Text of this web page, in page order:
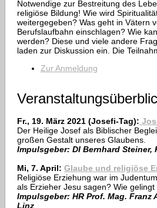
Notwendige zur Bestreitung des
religiöse Bildung! Wie wird
weitergegeben? Was geht in Vätern
Berufslaufbahn einschlagen? Wie
werden? Diese und viele andere
laden zur Diskussion ein. Die
Zur Anmeldung
Fr., 19. März 2021 (Josefi-Tag):
Der Heilige Josef als Biblischer
großen Gestalt unseres Glaubens.
Impulsgeber: DI Bernhard Steiner,
Mi, 7. April: Glaube und religiöse
Religiöse Erziehung war im
als Erzieher Jesu sagen? Wie
Impulsgeber: HR Prof. Mag. Franz
Linz